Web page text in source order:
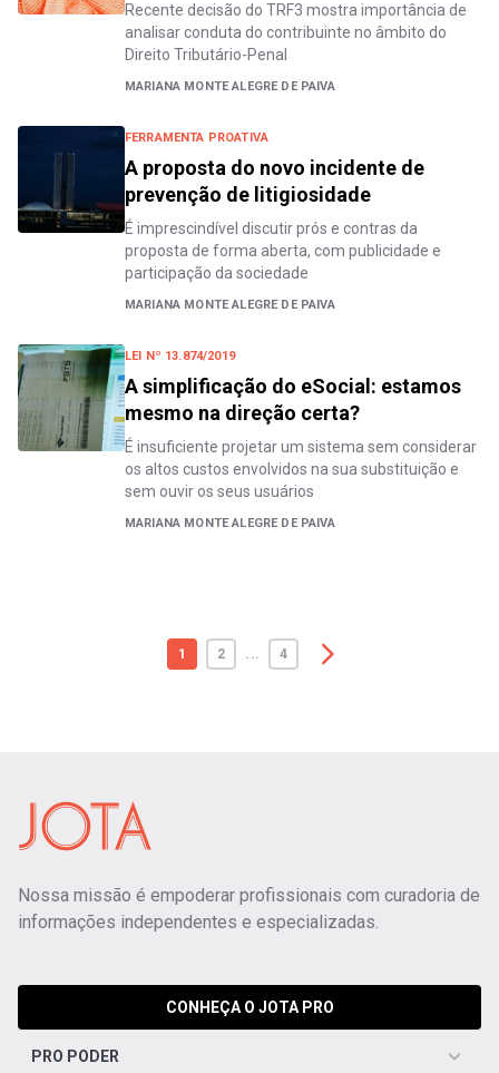
Recente decisão do TRF3 mostra importância de
analisar conduta do contribuinte no âmbito do
Direito Tributário-Penal
MARIANA MONTE ALEGRE DE PAIVA
FERRAMENTA PROATIVA
A proposta do novo incidente de
prevenção de litigiosidade
É imprescindível discutir prós e contras da
proposta de forma aberta, com publicidade e
participação da sociedade
MARIANA MONTE ALEGRE DE PAIVA
LEI Nº 13.874/2019
A simplificação do eSocial: estamos
mesmo na direção certa?
É insuficiente projetar um sistema sem considerar
os altos custos envolvidos na sua substituição e
sem ouvir os seus usuários
MARIANA MONTE ALEGRE DE PAIVA
1 2 ... 4
Nossa missão é empoderar profissionais com curadoria de
informações independentes e especializadas.
CONHEÇA O JOTA PRO
PRO PODER